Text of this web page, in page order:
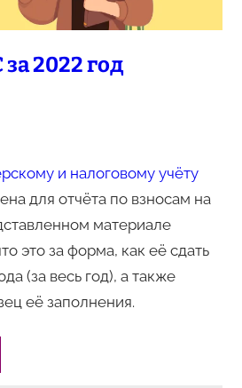
2022 год
и налоговому учёту
для отчёта по взносам на
материале
это за форма, как её сдать
(за весь год), а также
её заполнения.